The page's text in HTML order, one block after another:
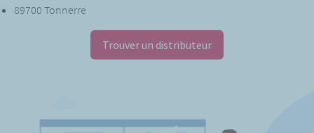
89700 Tonnerre
Trouver un distributeur